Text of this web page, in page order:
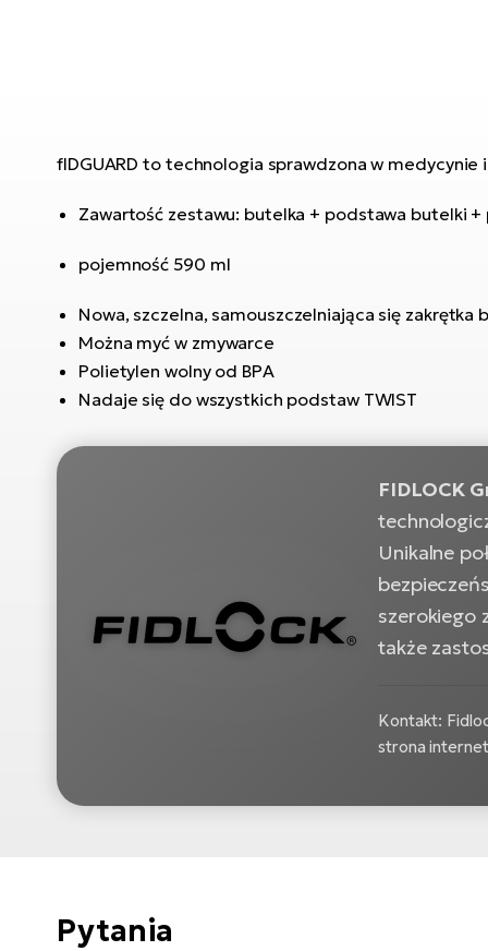
fIDGUARD to technologia sprawdzona w
Zawartość zestawu: butelka + podstawa butelki
pojemność 590 ml
Nowa, szczelna, samouszczelniająca się
Można myć w zmywarce
Polietylen wolny od BPA
Nadaje się do wszystkich podstaw TWIST
FIDLOCK
Unikalne
szerokiego
także
Kontakt:
strona
Pytania